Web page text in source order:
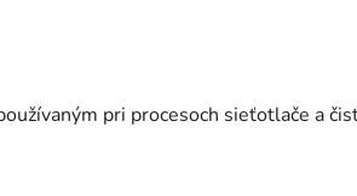
pri procesoch sieťotlače a